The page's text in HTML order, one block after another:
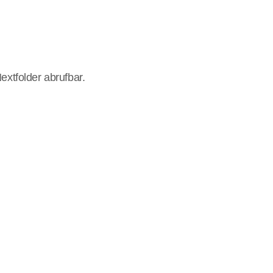
abrufbar.